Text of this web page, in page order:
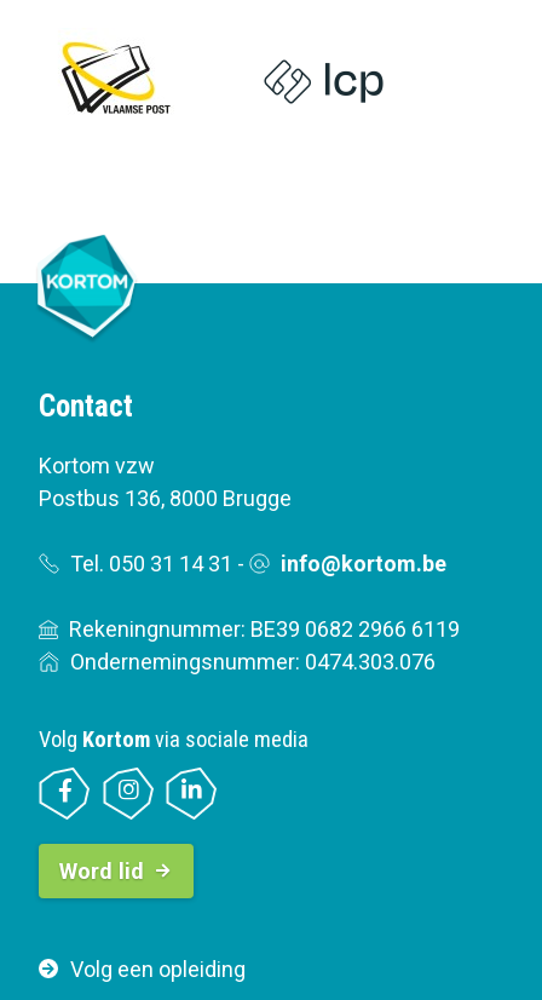
Contact
Kortom vzw
Postbus 136, 8000 Brugge
Tel. 050 31 14 31 - info@kortom.be
Rekeningnummer: BE39 0682 2966 6119
Ondernemingsnummer: 0474.303.076
F
Volg een opleiding
Volg Kortomvia sociale media
B
t
o
Word lid